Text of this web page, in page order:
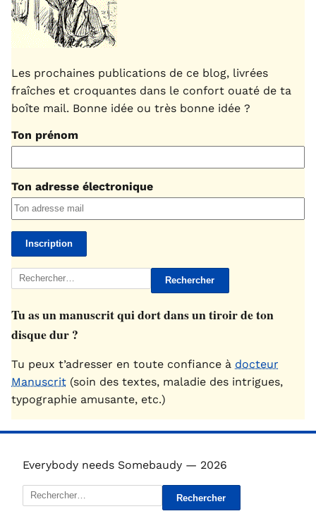
Les prochaines publications de ce blog, livrées
fraîches et croquantes dans le confort ouaté de ta
boîte mail. Bonne idée ou très bonne idée ?
Ton prénom
Ton adresse électronique
Rechercher :
Tu as un manuscrit qui dort dans un tiroir de ton
disque dur ?
Tu peux t’adresser en toute confiance à docteur
Manuscrit (soin des textes, maladie des intrigues,
typographie amusante, etc.)
Everybody needs Somebaudy — 2026
Rechercher :